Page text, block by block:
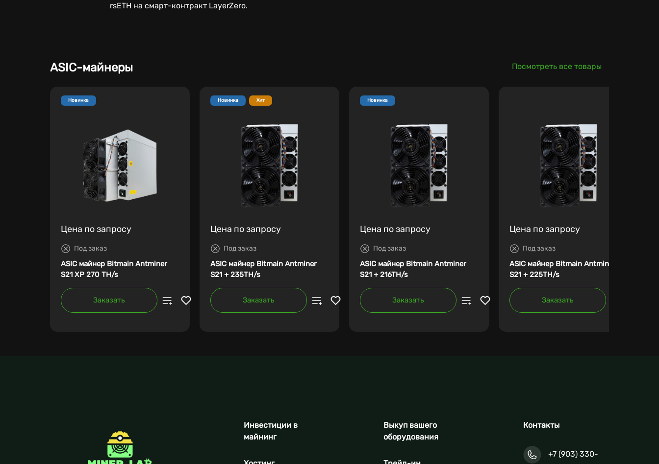
rsETH на смарт-контракт LayerZero.
ASIC-майнеры Посмотреть все товары
Новинка
Цена по запросу
Под заказ
ASIC майнер Bitmain Antminer
S21 XP 270 TH/s
Заказать
Новинка Хит
Цена по запросу
Под заказ
ASIC майнер Bitmain Antminer
S21 + 235TH/s
Заказать
Новинка
Цена по запросу
Под заказ
ASIC майнер Bitmain Antminer
S21 + 216TH/s
Заказать
Цена по запросу
Под заказ
ASIC майнер Bitmain Antminer
S21 + 225TH/s
Заказать
Инвестиции в
майнинг
Выкуп вашего
оборудования
Контакты
+7 (903) 330-